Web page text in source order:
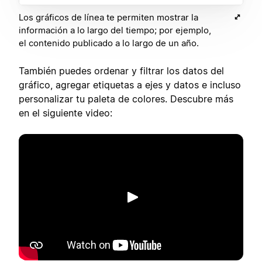
Los gráficos de línea te permiten mostrar la
información a lo largo del tiempo; por ejemplo,
el contenido publicado a lo largo de un año.
También puedes ordenar y filtrar los datos del
gráfico, agregar etiquetas a ejes y datos e incluso
personalizar tu paleta de colores. Descubre más
en el siguiente video:
Reproducir